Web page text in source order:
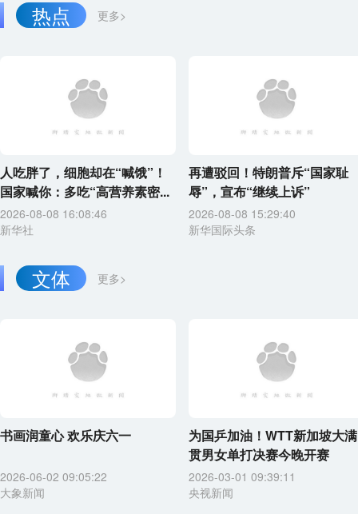
更多>
热点
人吃胖了，细胞却在“喊饿”！
国家喊你：多吃“高营养素密...
2026-08-08 16:08:46
新华社
再遭驳回！特朗普斥“国家耻
辱”，宣布“继续上诉”
2026-08-08 15:29:40
新华国际头条
更多>
文体
书画润童心 欢乐庆六一
2026-06-02 09:05:22
大象新闻
为国乒加油！WTT新加坡大满
贯男女单打决赛今晚开赛
2026-03-01 09:39:11
央视新闻